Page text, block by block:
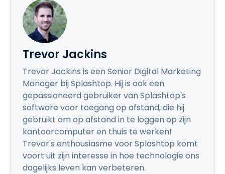
Trevor Jackins
Trevor Jackins is een Senior Digital Marketing
Manager bij Splashtop. Hij is ook een
gepassioneerd gebruiker van Splashtop's
software voor toegang op afstand, die hij
gebruikt om op afstand in te loggen op zijn
kantoorcomputer en thuis te werken!
Trevor's enthousiasme voor Splashtop komt
voort uit zijn interesse in hoe technologie ons
dagelijks leven kan verbeteren.